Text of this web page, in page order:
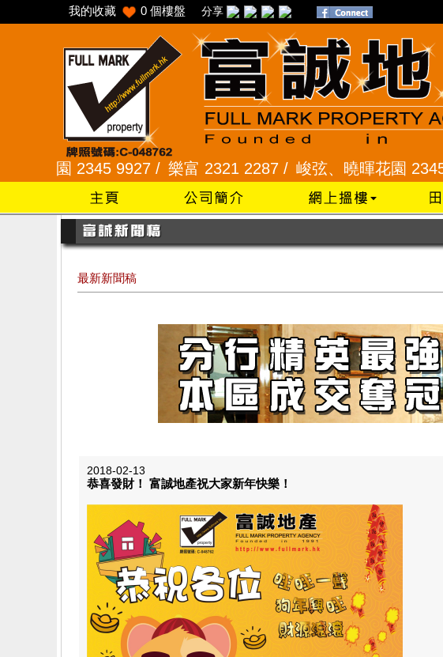
我的收藏 0 個樓盤 分享
2345 9927 /樂富 2321 2287 /峻弦、曉暉花園 2345 1286 /
最新新聞稿
2018-02-13
恭喜發財！ 富誠地產祝大家新年快樂！